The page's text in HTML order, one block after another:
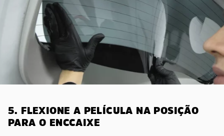
5. FLEXIONE A PELÍCULA NA POSIÇÃO
PARA O ENCCAIXE